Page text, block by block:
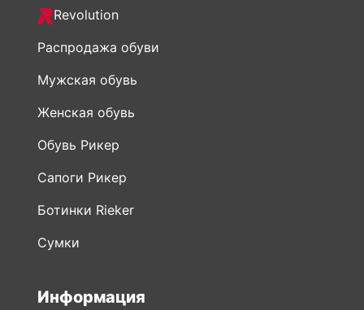
Мужская обувь
Женская обувь
Обувь Рикер
Сапоги Рикер
Ботинки Rieker
Сумки
Контакты